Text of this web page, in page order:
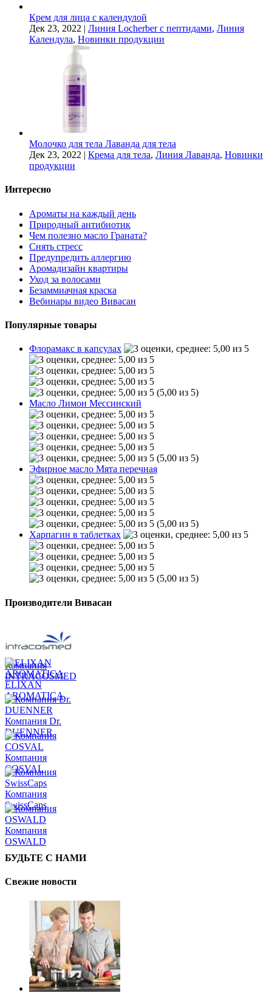
Крем для лица с календулой
Дек 23, 2022 | Линия Locherber с пептидами, Линия
Календула, Новинки продукции
Молочко для тела Лаванда для тела
Дек 23, 2022 | Крема для тела, Линия Лаванда, Новинки
продукции
Интересно
Ароматы на каждый день
Природный антибиотик
Чем полезно масло Граната?
Снять стресс
Предупредить аллергию
Аромадизайн квартиры
Уход за волосами
Безаммиачная краска
Вебинары видео Вивасан
Популярные товары
Флорамакс в капсулах
(5,00 из 5)
Масло Лимон Мессинский
(5,00 из 5)
Эфирное масло Мята перечная
(5,00 из 5)
Харпагин в таблетках
(5,00 из 5)
Производители Вивасан
Компания
INTRACOSMED
ELIXAN
AROMATICA
Компания Dr.
DUENNER
Компания
COSVAL
Компания
SwissCaps
Компания
OSWALD
БУДЬТЕ С НАМИ
Свежие новости